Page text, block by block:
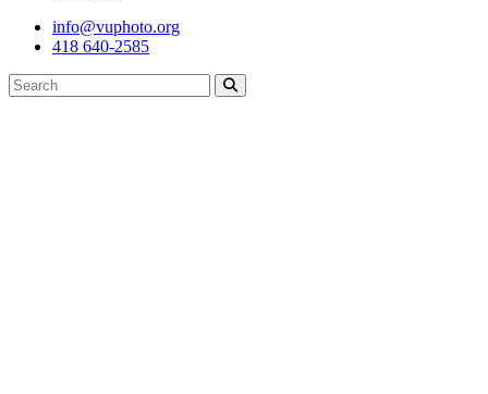
info@vuphoto.org
418 640-2585